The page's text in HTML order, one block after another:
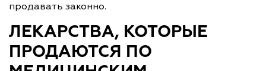
продавать законно.
ЛЕКАРСТВА, КОТОРЫЕ
ПРОДАЮТСЯ ПО